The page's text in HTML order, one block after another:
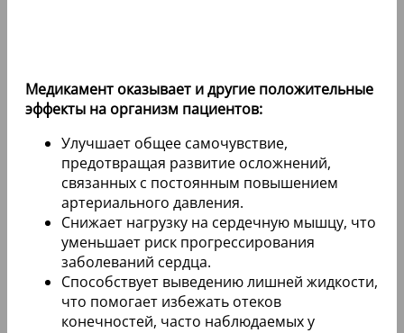
Медикамент оказывает и другие положительные
эффекты на организм пациентов:
Улучшает общее самочувствие,
предотвращая развитие осложнений,
связанных с постоянным повышением
артериального давления.
Снижает нагрузку на сердечную мышцу, что
уменьшает риск прогрессирования
заболеваний сердца.
Способствует выведению лишней жидкости,
что помогает избежать отеков
конечностей, часто наблюдаемых у